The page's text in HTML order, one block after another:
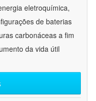
eletroquímica,
de baterias
carbonáceas a fim
da vida útil